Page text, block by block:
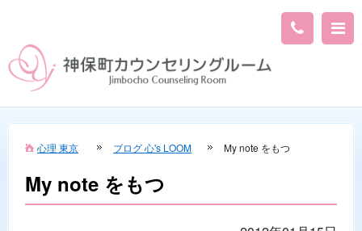
心理 東京 ブログ 心's LOOM My note をもつ
My note をもつ